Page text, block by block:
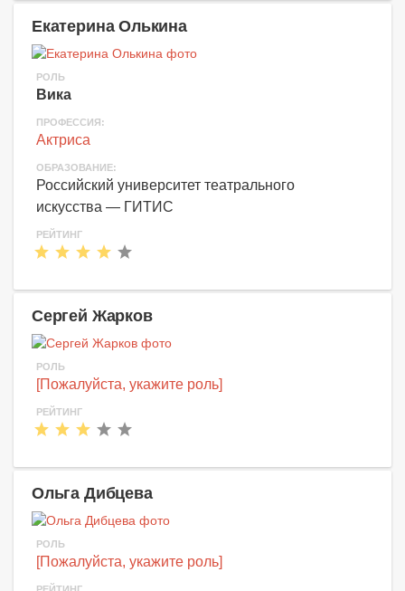
Екатерина Олькина
РОЛЬ
Вика
ПРОФЕССИЯ:
Актриса
ОБРАЗОВАНИЕ:
Российский университет театрального
искусства — ГИТИС
РЕЙТИНГ
Сергей Жарков
РОЛЬ
[Пожалуйста, укажите роль]
РЕЙТИНГ
Ольга Дибцева
РОЛЬ
[Пожалуйста, укажите роль]